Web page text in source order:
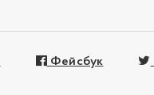
Фейсбук